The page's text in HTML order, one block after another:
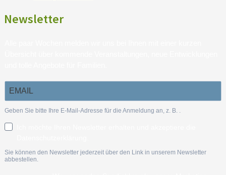
Newsletter
Geben Sie bitte Ihre E-Mail-Adresse für die Anmeldung an, z. B. .
Sie können den Newsletter jederzeit über den Link in unserem Newsletter
abbestellen.